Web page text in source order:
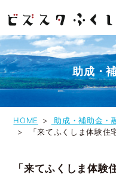
助成・
HOME
助成・補助金・
「来てふくしま体験住
「来てふくしま体験